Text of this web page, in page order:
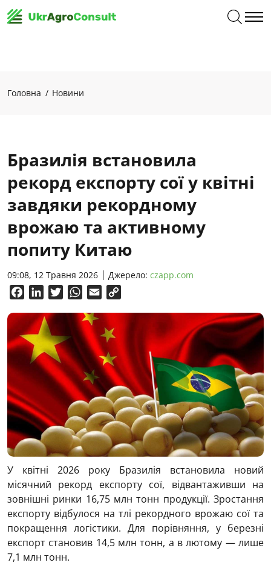
Головна Новини
Бразилія встановила
рекорд експорту сої у квітні
завдяки рекордному
врожаю та активному
попиту Китаю
09:08, 12 Травня 2026 Джерело: czapp.com
FacebookLinkedInTwitterWhatsApp
Email
У квітні 2026 року Бразилія встановила новий
місячний рекорд експорту сої, відвантаживши на
зовнішні ринки 16,75 млн тонн продукції. Зростання
експорту відбулося на тлі рекордного врожаю сої та
покращення логістики. Для порівняння, у березні
експорт становив 14,5 млн тонн, а в лютому — лише
7,1 млн тонн.